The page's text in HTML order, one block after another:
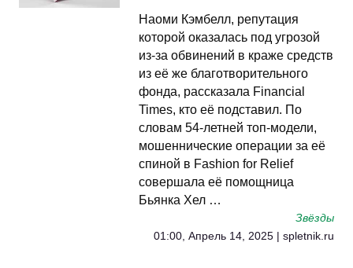
Наоми Кэмбелл, репутация
которой оказалась под угрозой
из-за обвинений в краже средств
из её же благотворительного
фонда, рассказала Financial
Times, кто её подставил. По
словам 54-летней топ-модели,
мошеннические операции за её
спиной в Fashion for Relief
совершала её помощница
Бьянка Хел …
Звёзды
01:00, Апрель 14, 2025 | spletnik.ru